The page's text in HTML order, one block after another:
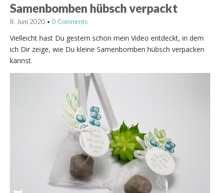
Samenbomben hübsch verpackt
8. Juni 2020 • 0 Comments
Vielleicht hast Du gestern schon mein Video entdeckt, in dem
ich Dir zeige, wie Du kleine Samenbomben hübsch verpacken
kannst.